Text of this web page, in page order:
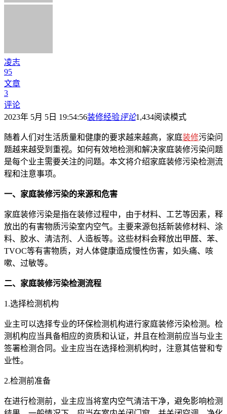
凌志
95
文章
3
评论
2023年 5月 5日 19:54:56装修经验评论1,434阅读模式
随着人们对生活质量和健康的要求越来越高，家庭装修污染问
题越来越受到重视。如何有效地检测和解决家庭装修污染问题
是每个业主需要关注的问题。本文将介绍家庭装修污染检测流
程和注意事项。
一、家庭装修污染的来源和危害
家庭装修污染是指在装修过程中，由于材料、工艺等因素，释
放出的有害物质污染室内空气。主要来源包括新装修材料、涂
料、胶水、清洁剂、人造板等。这些材料会释放出甲醛、苯、
TVOC等有害物质，对人体健康造成慢性伤害，如头痛、咳
嗽、过敏等。
二、家庭装修污染检测流程
1.选择检测机构
业主可以选择专业的环保检测机构进行家庭装修污染检测。检
测机构应当具备相应的资质和认证，并且在检测前应当与业主
签署检测合同。业主应当在选择检测机构时，注意其信誉和专
业性。
2.检测前准备
在进行检测前，业主应当将室内空气清洁干净，避免影响检测